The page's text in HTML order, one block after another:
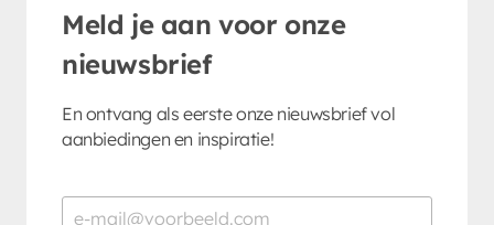
Meld je aan voor onze
nieuwsbrief
En ontvang als eerste onze nieuwsbrief vol
aanbiedingen en inspiratie!